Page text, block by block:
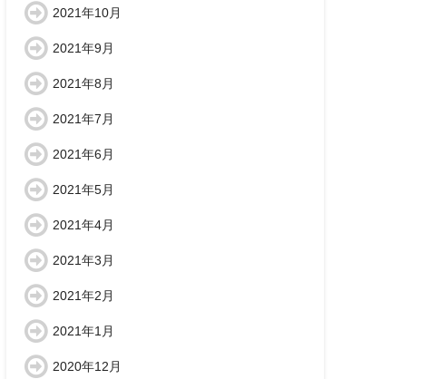
2021年10月
2021年9月
2021年8月
2021年7月
2021年6月
2021年5月
2021年4月
2021年3月
2021年2月
2021年1月
2020年12月